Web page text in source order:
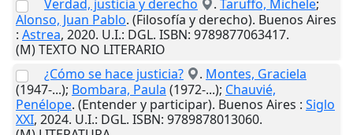
Verdad, justicia y derecho
. Taruffo, Michele;
Alonso, Juan Pablo. (Filosofía y derecho). Buenos Aires
: Astrea, 2020. U.I.: DGL. ISBN: 9789877063417.
(M) TEXTO NO LITERARIO
¿Cómo se hace justicia?
. Montes, Graciela
(1947-...); Bombara, Paula (1972-...); Chauvié,
Penélope. (Entender y participar). Buenos Aires : Siglo
XXI, 2024. U.I.: DGL. ISBN: 9789878013060.